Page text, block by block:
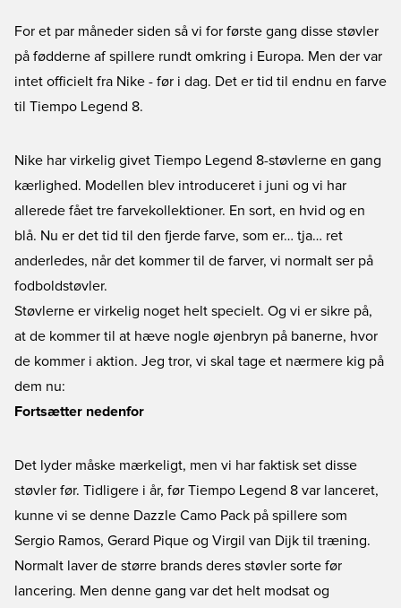
For et par måneder siden så vi for første gang disse støvler
på fødderne af spillere rundt omkring i Europa. Men der var
intet officielt fra Nike - før i dag. Det er tid til endnu en farve
til Tiempo Legend 8.
Nike har virkelig givet Tiempo Legend 8-støvlerne en gang
kærlighed. Modellen blev introduceret i juni og vi har
allerede fået tre farvekollektioner. En sort, en hvid og en
blå. Nu er det tid til den fjerde farve, som er… tja… ret
anderledes, når det kommer til de farver, vi normalt ser på
fodboldstøvler.
Støvlerne er virkelig noget helt specielt. Og vi er sikre på,
at de kommer til at hæve nogle øjenbryn på banerne, hvor
de kommer i aktion. Jeg tror, vi skal tage et nærmere kig på
dem nu:
Fortsætter nedenfor
Det lyder måske mærkeligt, men vi har faktisk set disse
støvler før. Tidligere i år, før Tiempo Legend 8 var lanceret,
kunne vi se denne Dazzle Camo Pack på spillere som
Sergio Ramos, Gerard Pique og Virgil van Dijk til træning.
Normalt laver de større brands deres støvler sorte før
lancering. Men denne gang var det helt modsat og